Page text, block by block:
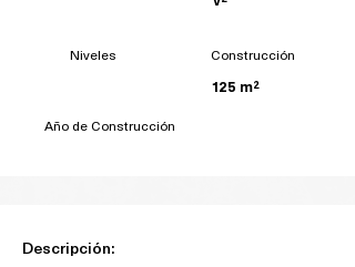
Niveles Construcción
125 m²
Año de Construcción
Descripción: